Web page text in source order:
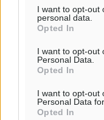
I want to opt-out
personal data.
Opted In
I want to opt-out
Personal Data.
Opted In
I want to opt-out
Personal Data
Opted In
ιερό Ναό του
Καψάλης
Τοπικές Ειδήσεις
Αποκαλυπτήρια
Ειδήσεις• πριν 19